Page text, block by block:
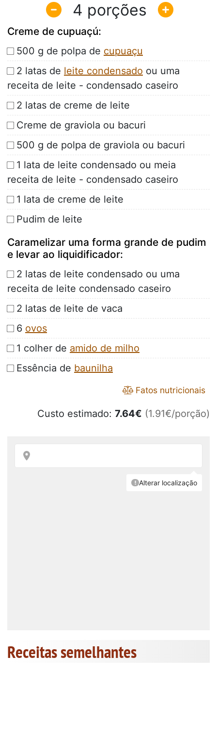
4
Creme de cupuaçú:
500 g de polpa de cupuaçu
2 latas de leite condensado ou uma
receita de leite - condensado caseiro
2 latas de creme de leite
Creme de graviola ou bacuri
500 g de polpa de graviola ou bacuri
1 lata de leite condensado ou meia
receita de leite - condensado caseiro
1 lata de creme de leite
Pudim de leite
Caramelizar uma forma grande de pudim
e levar ao liquidificador:
2 latas de leite condensado ou uma
receita de leite condensado caseiro
2 latas de leite de vaca
6 ovos
1 colher de amido de milho
Essência de baunilha
Fatos nutricionais
Custo estimado: 7.64€ (1.91€/porção)
Receitas semelhantes